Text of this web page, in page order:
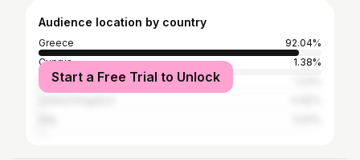
Audience location by country
Greece
92.04%
Cyprus
1.38%
United States
Start a Free Trial to Unlock